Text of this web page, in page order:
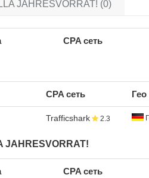
JAHRESVORRAT! (0)
CPA сеть
CPA сеть Гео
Trafficshark 2.3
JAHRESVORRAT!
CPA сеть